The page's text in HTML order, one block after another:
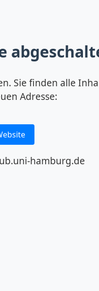
Sie finden alle
Adresse:
hamburg.de